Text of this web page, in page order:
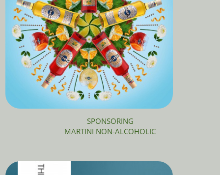
SPONSORING
MARTINI NON-ALCOHOLIC